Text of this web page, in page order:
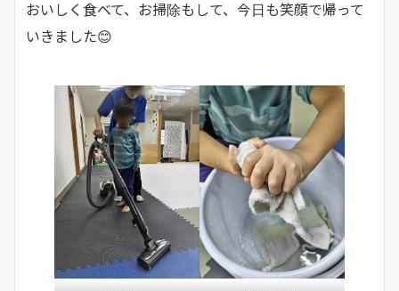
おいしく食べて、お掃除もして、今日も笑顔で帰って
いきました😊